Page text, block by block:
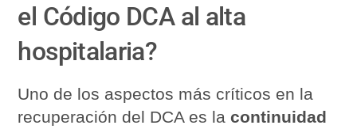
el Código DCA al alta
hospitalaria?
Uno de los aspectos más críticos en la
recuperación del DCA es lacontinuidad